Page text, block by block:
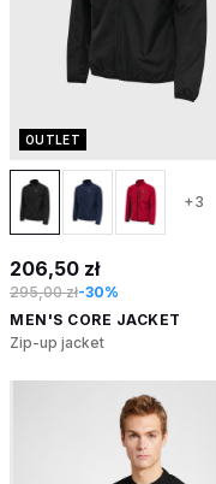
OUTLET
+3
206,50 zł
295,00 zł-30%
MEN'S CORE JACKET
Zip-up jacket